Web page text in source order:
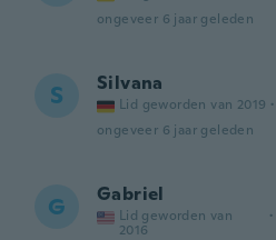
ongeveer 6 jaar geleden
S Silvana
Lid geworden van 2019 ·
ongeveer 6 jaar geleden
G Gabriel
Lid geworden van
2016
·